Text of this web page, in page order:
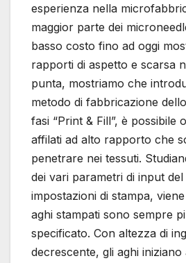
esperienza nella
maggior parte dei
basso costo fino ad oggi
rapporti di aspetto e scarsa
punta, mostriamo che
metodo di fabbricazione
fasi “Print & Fill”, è possibile
affilati ad alto rapporto che
penetrare nei tessuti.
dei vari parametri di input del
impostazioni di stampa,
aghi stampati sono sempre
specificato. Con altezza di
decrescente, gli aghi